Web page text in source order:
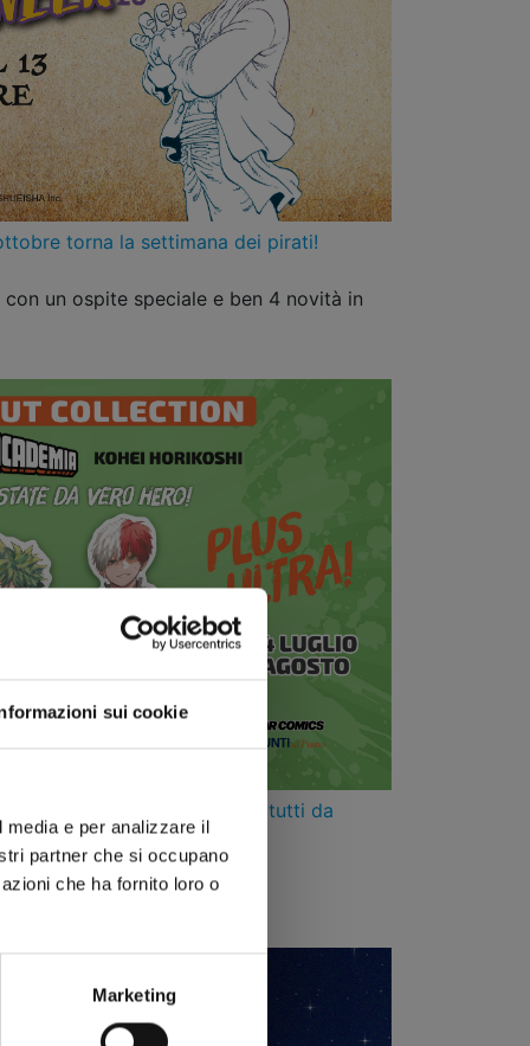
sui cookie
e per analizzare il
partner che si occupano
che ha fornito loro o
Marketing
torna la settimana dei pirati!
un ospite speciale e ben 4 novità in
segnascaffali pop-out, tutti da
di due volumi
librerie Giunti al Punto